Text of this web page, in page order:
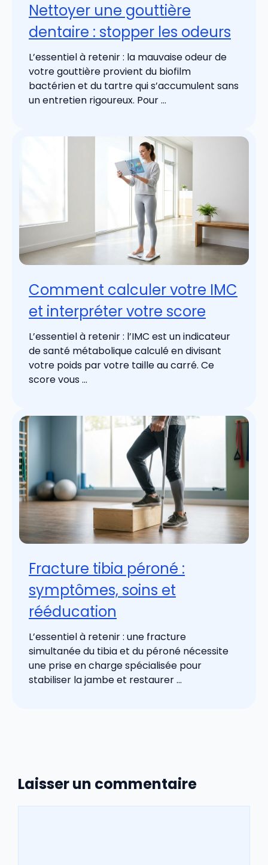
Nettoyer une gouttière
dentaire : stopper les odeurs
L’essentiel à retenir : la mauvaise odeur de
votre gouttière provient du biofilm
bactérien et du tartre qui s’accumulent sans
un entretien rigoureux. Pour ...
Comment calculer votre IMC
et interpréter votre score
L’essentiel à retenir : l’IMC est un indicateur
de santé métabolique calculé en divisant
votre poids par votre taille au carré. Ce
score vous ...
Fracture tibia péroné :
symptômes, soins et
rééducation
L’essentiel à retenir : une fracture
simultanée du tibia et du péroné nécessite
une prise en charge spécialisée pour
stabiliser la jambe et restaurer ...
Laisser un commentaire